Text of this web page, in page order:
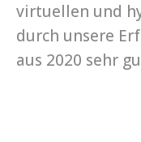
virtuellen und
durch unsere
aus 2020 sehr